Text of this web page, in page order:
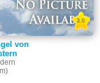
von
3.0